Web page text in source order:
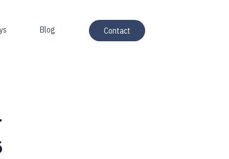
Blog Contact